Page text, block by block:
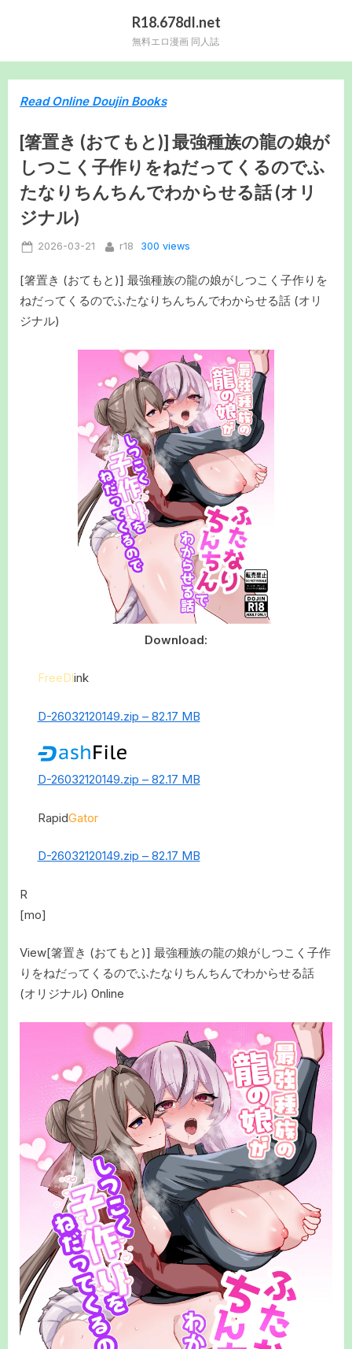
R18.678dl.net
無料エロ漫画 同人誌
Read Online Doujin Books
[箸置き (おてもと)] 最強種族の龍の娘が
しつこく子作りをねだってくるのでふ
たなりちんちんでわからせる話 (オリ
ジナル)
Posted
2026-03-21 By
r18 300 views
[箸置き (おてもと)] 最強種族の龍の娘がしつこく子作りを
ねだってくるのでふたなりちんちんでわからせる話 (オリ
ジナル)
Download:
FreeDlink
D-26032120149.zip – 82.17 MB
D-26032120149.zip – 82.17 MB
RapidGator
D-26032120149.zip – 82.17 MB
R
[mo]
View[箸置き (おてもと)] 最強種族の龍の娘がしつこく子作
りをねだってくるのでふたなりちんちんでわからせる話
(オリジナル) Online